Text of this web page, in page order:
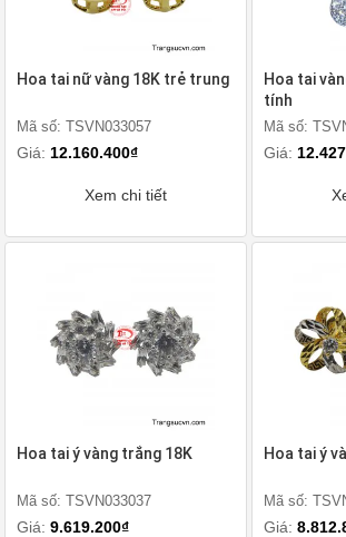
Hoa tai nữ vàng 18K trẻ trung
Mã số: TSVN033057
Giá: 12.160.400₫
Xem chi tiết
Hoa tai
tính
Mã số:
Giá:
Hoa tai ý vàng trắng 18K
Mã số: TSVN033037
Giá: 9.619.200₫
Hoa tai ý
Mã số:
Giá: